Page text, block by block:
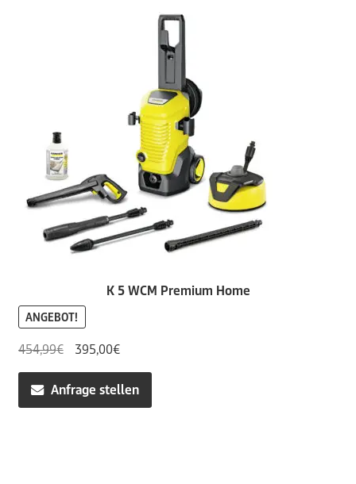
K 5 WCM Premium Home
ANGEBOT!
454,99€
Ursprünglicher
Preis
war:
454,99€
395,00€Aktueller
Preis
ist:
395,00€.
Anfrage stellen